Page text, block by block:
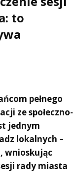
to
pełnego
ze społeczno-
jednym
lokalnych –
wnioskując
rady miasta